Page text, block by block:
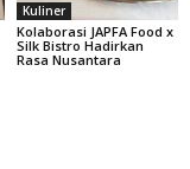
Kuliner
Kolaborasi JAPFA Food x
Silk Bistro Hadirkan
Rasa Nusantara